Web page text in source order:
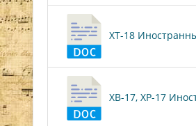
ХТ-18
ХВ-17, ХР-17